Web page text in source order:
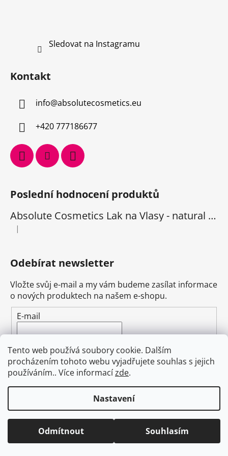
Tento web používá soubory cookie. Dalším
procházením tohoto webu vyjadřujete souhlas s jejich
používáním.. Více informacízde.
Nastavení
Odmítnout Souhlasím
Sledovat na Instagramu
Kontakt
info@absolutecosmetics.eu
+420 777186677
Poslední hodnocení produktů
Absolute Cosmetics Lak na Vlasy - natural 1000 ml
Hodnocení produktu je 5 z 5 hvězdiček.
|
Odebírat newsletter
Vložte svůj e-mail a my vám budeme zasílat informace
o nových produktech na našem e-shopu.
E-mail
ochrany osobních údajů
PŘIHLÁSIT SE
Obchodní podmínky Doprava Napište nám